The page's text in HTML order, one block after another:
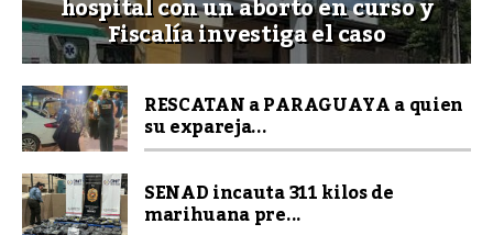
hospital con un aborto en curso y
Fiscalía investiga el caso
RESCATAN a PARAGUAYA a quien
su expareja...
SENAD incauta 311 kilos de
marihuana pre...